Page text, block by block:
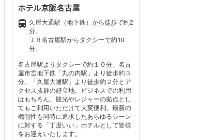
ホテル京阪名古屋
久屋大通駅（地下鉄）から徒歩で約2
分。
ＪＲ名古屋駅からタクシーで約10
分。
名古屋駅よりタクシーで約１０分。名古
屋市営地下鉄「丸の内駅」より徒歩約３
分。「久屋大通駅」より徒歩約２分とア
クセス抜群の好立地。ビジネスでの利用
はもちろん、観光やレジャーの拠点とし
てもご利用いただけて大変便利。最新の
機能性も同時に追求したあらゆるシーン
に対する「丁度いい」ホテルとして皆様
をお迎えいたします。